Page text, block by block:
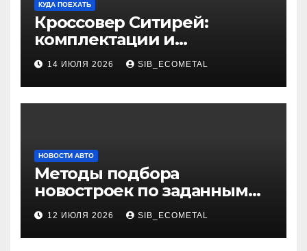
КУДА ПОЕХАТЬ
Кроссовер Ситирей:
комплектации и
характеристики
14 ИЮЛЯ 2026 SIB_ECOMETAL
НОВОСТИ АВТО
Методы подбора
новостроек по заданным
критериям
12 ИЮЛЯ 2026 SIB_ECOMETAL